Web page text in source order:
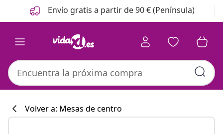
Anterior
Siguiente Envío gratis a partir de 90 € (Península)
Volver a: Mesas de centro